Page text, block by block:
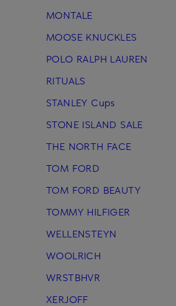
MONTALE
MOOSE KNUCKLES
POLO RALPH LAUREN
RITUALS
STANLEY Cups
STONE ISLAND SALE
THE NORTH FACE
TOM FORD
TOM FORD BEAUTY
TOMMY HILFIGER
WELLENSTEYN
WOOLRICH
WRSTBHVR
XERJOFF